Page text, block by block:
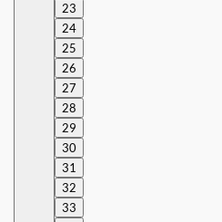
23
24
25
26
27
28
29
30
31
32
33